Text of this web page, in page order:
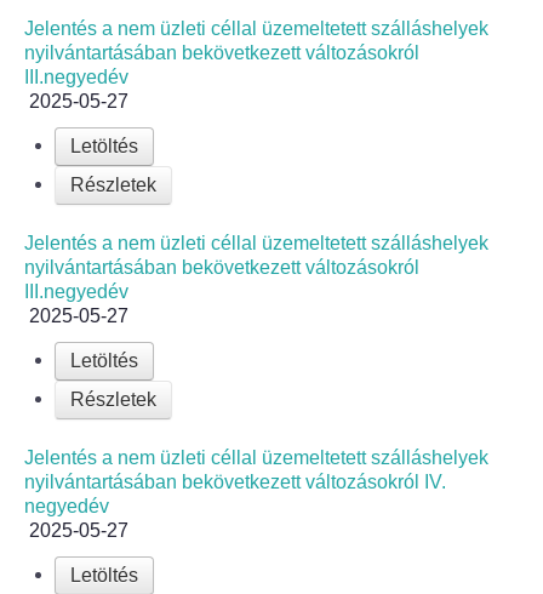
Jelentés a nem üzleti céllal üzemeltetett szálláshelyek
nyilvántartásában bekövetkezett változásokról
III.negyedév
2025-05-27
Letöltés
Részletek
Jelentés a nem üzleti céllal üzemeltetett szálláshelyek
nyilvántartásában bekövetkezett változásokról
III.negyedév
2025-05-27
Letöltés
Részletek
Jelentés a nem üzleti céllal üzemeltetett szálláshelyek
nyilvántartásában bekövetkezett változásokról IV.
negyedév
2025-05-27
Letöltés